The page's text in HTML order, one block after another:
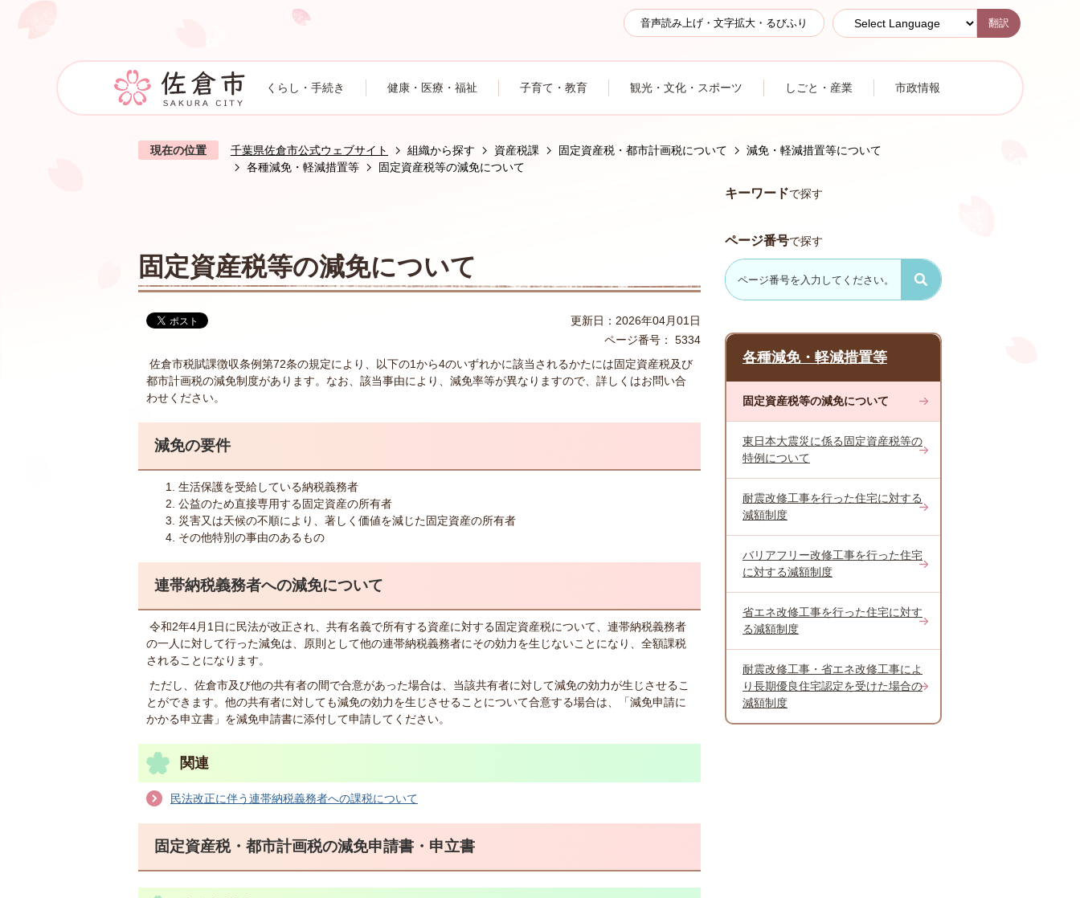
音声読み上げ・文字拡大・るびふり 翻訳
くらし・手続き 健康・医療・福祉 子育て・教育 観光・文化・スポーツ しごと・産業 市政情報
現在の位置 千葉県佐倉市公式ウェブサイト 組織から探す 資産税課 固定資産税・都市計画税について
減免・軽減措置等について
各種減免・軽減措置等
固定資産税等の減免について
固定資産税等の減免について
更新日：2026年04月01日
ページ番号：
5334
佐倉市税賦課徴収条例第72条の規定により、以下の1から4のいずれかに該当されるかたには固定資産税及び
都市計画税の減免制度があります。なお、該当事由により、減免率等が異なりますので、詳しくはお問い合
わせください。
減免の要件
生活保護を受給している納税義務者
公益のため直接専用する固定資産の所有者
災害又は天候の不順により、著しく価値を減じた固定資産の所有者
その他特別の事由のあるもの
連帯納税義務者への減免について
令和2年4月1日に民法が改正され、共有名義で所有する資産に対する固定資産税について、連帯納税義務者
の一人に対して行った減免は、原則として他の連帯納税義務者にその効力を生じないことになり、全額課税
されることになります。
ただし、佐倉市及び他の共有者の間で合意があった場合は、当該共有者に対して減免の効力が生じさせるこ
とができます。他の共有者に対しても減免の効力を生じさせることについて合意する場合は、「減免申請に
かかる申立書」を減免申請書に添付して申請してください。
関連
民法改正に伴う連帯納税義務者への課税について
固定資産税・都市計画税の減免申請書・申立書
キーワードで探す
ページ番号で探す
各種減免・軽減措置等
固定資産税等の減免について
東日本大震災に係る固定資産税等の
特例について
耐震改修工事を行った住宅に対する
減額制度
バリアフリー改修工事を行った住宅
に対する減額制度
省エネ改修工事を行った住宅に対す
る減額制度
耐震改修工事・省エネ改修工事によ
り長期優良住宅認定を受けた場合の
減額制度